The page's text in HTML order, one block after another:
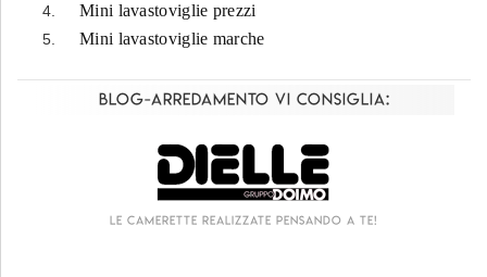
Mini lavastoviglie prezzi
Mini lavastoviglie marche
Blog-Arredamento vi consiglia: